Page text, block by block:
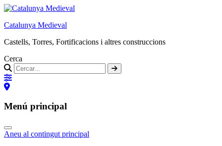
Catalunya Medieval
Castells, Torres, Fortificacions i altres construccions
Cerca
Menú principal
Aneu al contingut principal